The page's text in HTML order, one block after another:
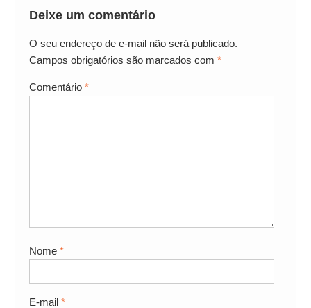
Deixe um comentário
O seu endereço de e-mail não será publicado.
Campos obrigatórios são marcados com *
Comentário *
Nome *
E-mail *